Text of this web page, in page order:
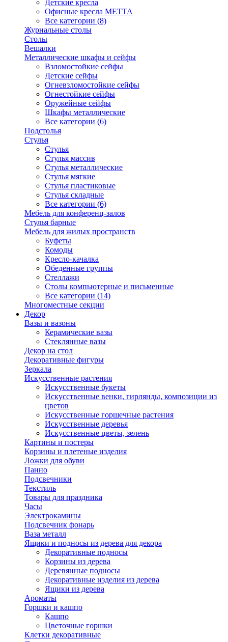
Детские кресла
Офисные кресла МЕТТА
Все категории (8)
Журнальные столы
Столы
Вешалки
Металлические шкафы и сейфы
Взломостойкие сейфы
Детские сейфы
Огневзломостойкие сейфы
Огнестойкие сейфы
Оружейные сейфы
Шкафы металлические
Все категории (6)
Подстолья
Стулья
Стулья
Стулья массив
Стулья металлические
Стулья мягкие
Стулья пластиковые
Стулья складные
Все категории (6)
Мебель для конференц-залов
Стулья барные
Мебель для жилых пространств
Буфеты
Комоды
Кресло-качалка
Обеденные группы
Стеллажи
Столы компьютерные и письменные
Все категории (14)
Многоместные секции
Декор
Вазы и вазоны
Керамические вазы
Стеклянные вазы
Декор на стол
Декоративные фигуры
Зеркала
Искусственные растения
Искусственные букеты
Искусственные венки, гирлянды, композиции из
цветов
Искусственные горшечные растения
Искусственные деревья
Искусственные цветы, зелень
Картины и постеры
Корзины и плетеные изделия
Ложки для обуви
Панно
Подсвечники
Текстиль
Товары для праздника
Часы
Электрокамины
Подсвечник фонарь
Ваза металл
Ящики и подносы из дерева для декора
Декоративные подносы
Корзины из дерева
Деревянные подносы
Декоративные изделия из дерева
Ящики из дерева
Ароматы
Горшки и кашпо
Кашпо
Цветочные горшки
Клетки декоративные